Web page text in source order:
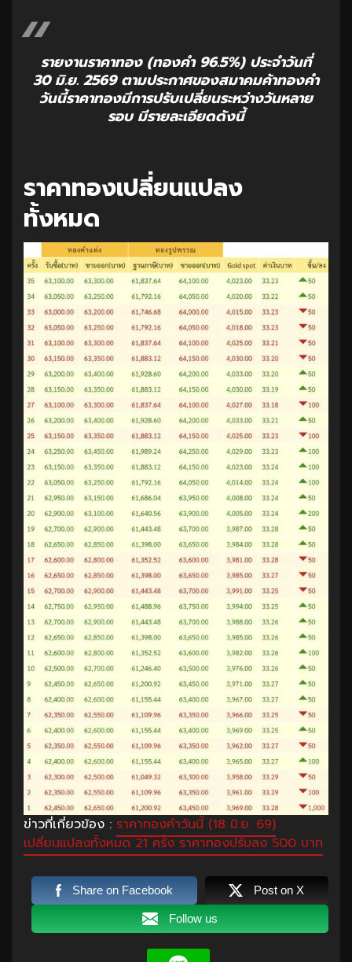
รายงานราคาทอง (ทองคำ 96.5%) ประจำวันที่
30 มิ.ย. 2569 ตามประกาศของสมาคมค้าทองคำ
วันนี้ราคาทองมีการปรับเปลี่ยนระหว่างวันหลาย
รอบ มีรายละเอียดดังนี้
ราคาทองเปลี่ยนแปลง
ทั้งหมด
ข่าวที่เกี่ยวข้อง : ราคาทองคำวันนี้ (18 มิ.ย. 69)
เปลี่ยนแปลงทั้งหมด 21 ครั้ง ราคาทองปรับลง 500 บาท
Share on Facebook Post on X
Follow us